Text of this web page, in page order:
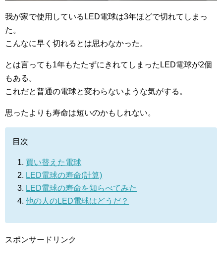
我が家で使用しているLED電球は3年ほどで切れてしまっ
た。
こんなに早く切れるとは思わなかった。
とは言っても1年もたたずにきれてしまったLED電球が2個
もある。
これだと普通の電球と変わらないような気がする。
思ったよりも寿命は短いのかもしれない。
目次
買い替えた電球
LED電球の寿命(計算)
LED電球の寿命を知らべてみた
他の人のLED電球はどうだ？
スポンサードリンク